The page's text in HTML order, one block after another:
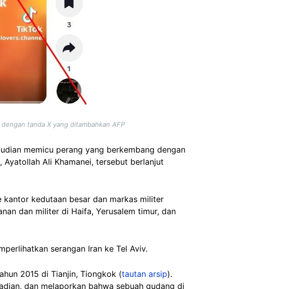
tanda X yang ditambahkan AFP
memicu perang yang berkembang dengan
Ali Khamanei, tersebut berlanjut
kedutaan besar dan markas militer
dan militer di Haifa, Yerusalem timur, dan
serangan Iran ke Tel Aviv.
2015 di Tianjin, Tiongkok (tautan arsip).
dan melaporkan bahwa sebuah gudang di